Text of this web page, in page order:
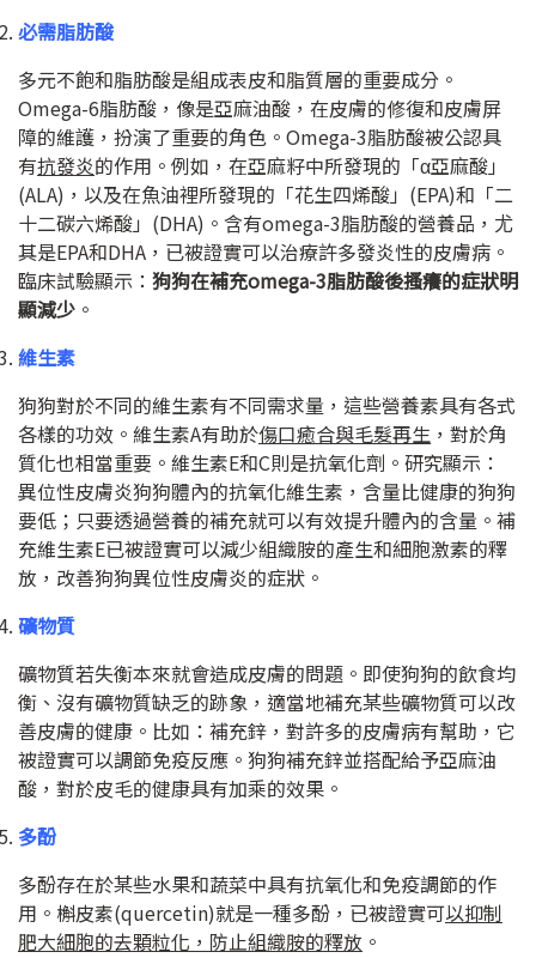
必需脂肪酸
多元不飽和脂肪酸是組成表皮和脂質層的重要成分。
Omega-6脂肪酸，像是亞麻油酸，在皮膚的修復和皮膚屏
障的維護，扮演了重要的角色。 Omega-3脂肪酸被公認具
有抗發炎的作用。例如，在亞麻籽中所發現的「α亞麻酸」
(ALA) ，以及在魚油裡所發現的「花生四烯酸」 (EPA)和「二
十二碳六烯酸」 (DHA) 。含有omega-3脂肪酸的營養品，尤
其是EPA和DHA ，已被證實可以治療許多發炎性的皮膚病。
臨床試驗顯示： 狗狗在補充omega-3脂肪酸後搔癢的症狀明
顯減少 。
維生素
狗狗對於不同的維生素有不同需求量，這些營養素具有各式
各樣的功效。維生素A有助於傷口癒合與毛髮再生 ，對於角
質化也相當重要。維生素E和C則是抗氧化劑。研究顯示：
異位性皮膚炎狗狗體內的抗氧化維生素，含量比健康的狗狗
要低；只要透過營養的補充就可以有效提升體內的含量。補
充維生素E已被證實可以減少組織胺的產生和細胞激素的釋
放，改善狗狗異位性皮膚炎的症狀。
礦物質
礦物質若失衡本來就會造成皮膚的問題。即使狗狗的飲食均
衡、沒有礦物質缺乏的跡象，適當地補充某些礦物質可以改
善皮膚的健康。比如：補充鋅，對許多的皮膚病有幫助，它
被證實可以調節免疫反應。狗狗補充鋅並搭配給予亞麻油
酸，對於皮毛的健康具有加乘的效果。
多酚
多酚存在於某些水果和蔬菜中具有抗氧化和免疫調節的作
用。槲皮素(quercetin)就是一種多酚，已被證實可以抑制
肥大細胞的去顆粒化，防止組織胺的釋放 。